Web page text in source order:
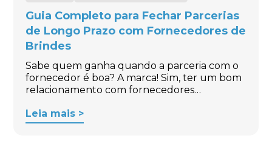
Guia Completo para Fechar Parcerias
de Longo Prazo com Fornecedores de
Brindes
Sabe quem ganha quando a parceria com o
fornecedor é boa? A marca! Sim, ter um bom
relacionamento com fornecedores…
Leia mais >